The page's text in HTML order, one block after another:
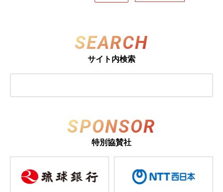
SEARCH
サイト内検索
SPONSOR
特別協賛社